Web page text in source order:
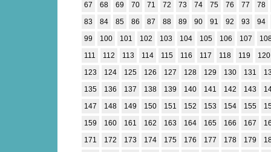
67
68 69 70 71 72 73 74 75 76 77
78
83
84 85 86 87 88 89 90 91 92 93
94
99
100 101 102 103 104 105 106 107
111
112 113 114 115 116 117 118 119
120
123
124 125 126 127 128 129 130 131
135
136 137 138 139 140 141 142 143
147
148 149 150 151 152 153 154 155
159
160 161 162 163 164 165 166 167
171
172 173 174 175 176 177 178 179